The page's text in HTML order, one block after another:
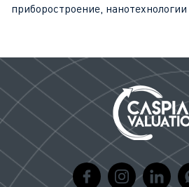
приборостроение, нанотехнологии